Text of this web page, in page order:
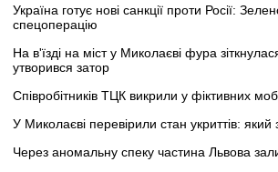
Україна готує нові санкції проти Росії:
спецоперацію
На в'їзді на міст у Миколаєві фура
утворився затор
Співробітників ТЦК викрили у фіктивних
У Миколаєві перевірили стан укриттів:
Через аномальну спеку частина Львова